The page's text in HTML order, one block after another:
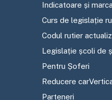
Indicatoare și
Curs de legislație
Codul rutier
Legislație școli de
Pentru Șoferi
Reducere
Parteneri